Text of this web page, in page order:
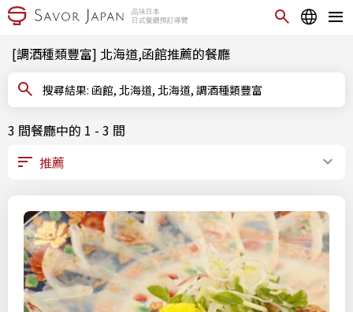
[調酒種類豐富] 北海道,函館推薦的餐廳
搜尋結果: 函館, 北海道, 北海道, 調酒種類豐富
3 間餐廳中的 1 - 3 間